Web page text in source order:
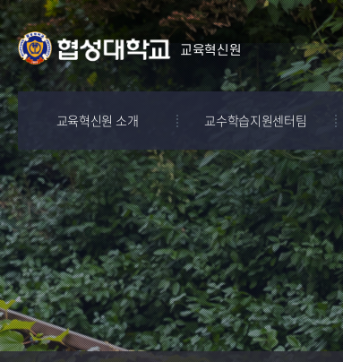
교육혁신원
교육혁신원 소개
인사말
프로그램체계
학업미성취학생 관리
시스템
조직도
교수학습지원센터팀
교수자 지원
학습자 지원
e-learning
창융매직메이커스